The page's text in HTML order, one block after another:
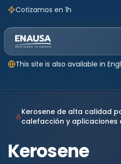
This site is also available in
Cotizamos en 1h
Kerosene de alta calidad
calefacción y aplicaciones
Kerosene